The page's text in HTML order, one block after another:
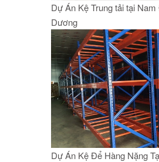
Dự Án Kệ Trung tải tại
Dương
Dự Án Kệ Để Hàng Nặng